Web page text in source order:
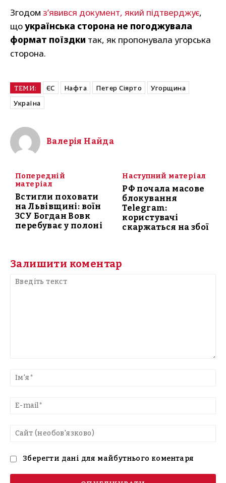
Згодом з’явився документ, який підтверджує,
щоукраїнська сторона не погоджувала
формат поїздки так, як пропонувала угорська
сторона.
ТЕМИ: ЄС Нафта Петер Сіярто
Угорщина
Україна
Валерія Найда
Попередній
матеріал
Встигли поховати
на Львівщині: воїн
ЗСУ Богдан Вовк
перебуває у полоні
Наступний матеріал
РФ почала масове
блокування
Telegram:
користувачі
скаржаться на збої
Залишити коментар
текст
Зберегти дані для майбутнього коментаря